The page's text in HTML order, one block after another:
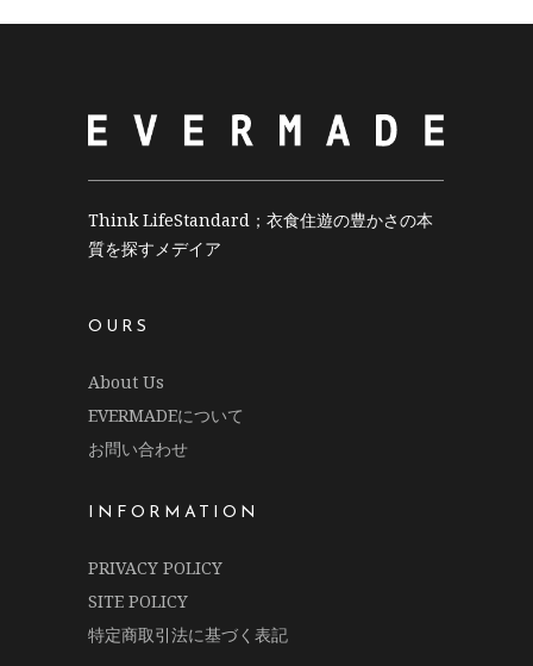
Think LifeStandard；衣食住遊の豊かさの本
質を探すメデイア
OURS
About Us
EVERMADEについて
お問い合わせ
INFORMATION
PRIVACY POLICY
SITE POLICY
特定商取引法に基づく表記